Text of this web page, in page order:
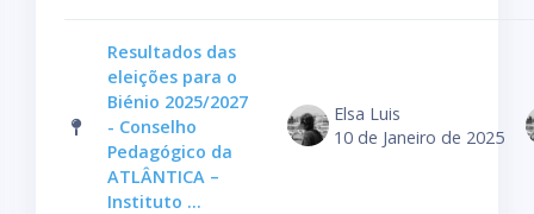
Resultados das
eleições para o
Biénio 2025/2027
- Conselho
Pedagógico da
ATLÂNTICA –
Instituto ...
Elsa Luis
10 de Janeiro de 2025